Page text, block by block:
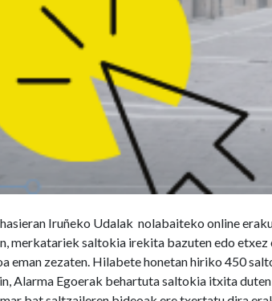
Iruñeko Udalak nolabaiteko online
merkatariek saltokia irekita bazuten edo
eman zezaten. Hilabete honetan hiriko 450
Alarma Egoerak behartuta saltokia itxita